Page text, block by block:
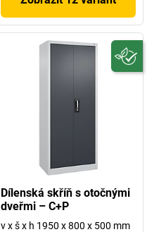
Dílenská skříň s otočnými
dveřmi – C+P
v x š x h 1950 x 800 x 500 mm